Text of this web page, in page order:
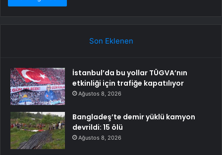
Son Eklenen
İstanbul’da bu yollar TÜGVA’nın
etkinliği için trafiğe kapatılıyor
Ağustos 8, 2026
Bangladeş’te demir yüklü kamyon
devrildi: 15 ölü
Ağustos 8, 2026